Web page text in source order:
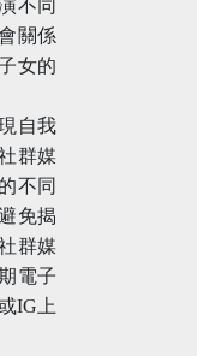
不同
關係
女的
自我
群媒
不同
免揭
群媒
電子
IG上